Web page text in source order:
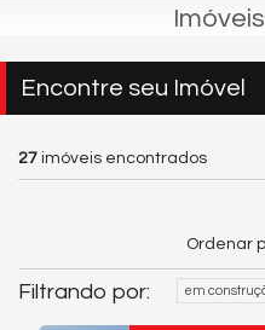
Encontre seu Imóvel
27 imóveis encontrados
Ordenar
Filtrando por: em